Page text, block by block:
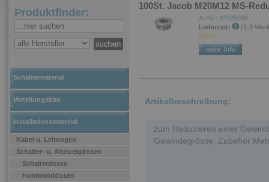
Produktfinder:
Schaltermaterial
Verteilungsbau
Installationsmaterial
Kabel u. Leitungen
Schalter- u. Abzweigdosen
Schalterdosen
Hohlwanddosen
100St. Jacob M20M12 MS-
ArtNr.: 42325036
Lieferzeit:
(1-3
Stück.
Artikelbeschreibung:
zum Reduzieren einer
Gewindegrösse, Zubehör